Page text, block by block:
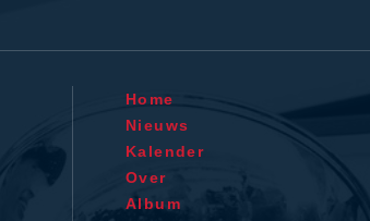
Home
Nieuws
Kalender
Over
Album